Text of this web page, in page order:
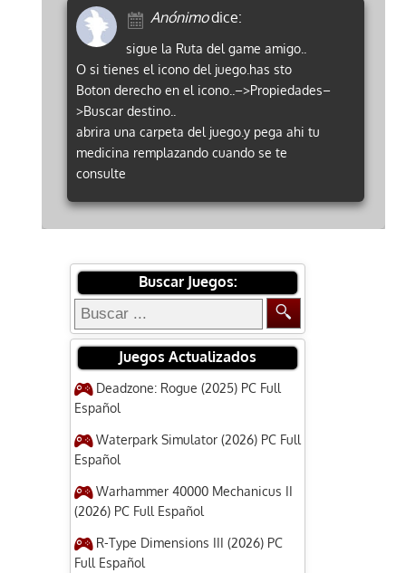
Anónimodice:
sigue la Ruta del game amigo..
O si tienes el icono del juego.has sto
Boton derecho en el icono..–>Propiedades–
>Buscar destino..
abrira una carpeta del juego.y pega ahi tu
medicina remplazando cuando se te
consulte
Buscar Juegos:
Juegos Actualizados
Deadzone: Rogue (2025) PC Full
Español
Waterpark Simulator (2026) PC Full
Español
Warhammer 40000 Mechanicus II
(2026) PC Full Español
R-Type Dimensions III (2026) PC
Full Español